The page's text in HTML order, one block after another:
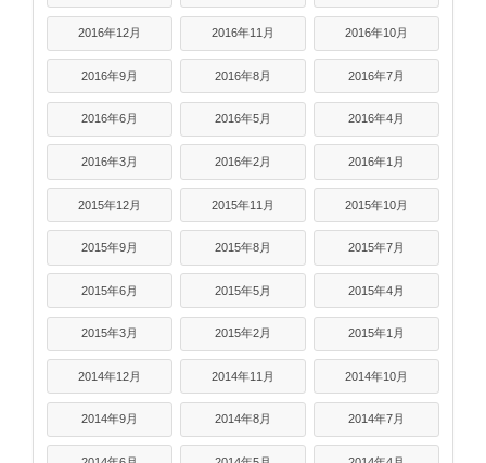
2016年12月 2016年11月 2016年10月
2016年9月 2016年8月 2016年7月
2016年6月 2016年5月 2016年4月
2016年3月 2016年2月 2016年1月
2015年12月 2015年11月 2015年10月
2015年9月 2015年8月 2015年7月
2015年6月 2015年5月 2015年4月
2015年3月 2015年2月 2015年1月
2014年12月 2014年11月 2014年10月
2014年9月 2014年8月 2014年7月